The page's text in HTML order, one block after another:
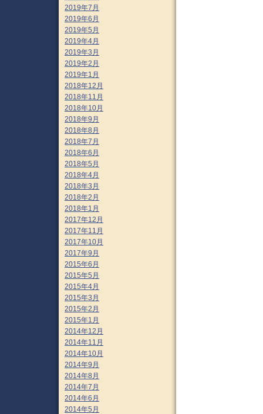
2019年7月
2019年6月
2019年5月
2019年4月
2019年3月
2019年2月
2019年1月
2018年12月
2018年11月
2018年10月
2018年9月
2018年8月
2018年7月
2018年6月
2018年5月
2018年4月
2018年3月
2018年2月
2018年1月
2017年12月
2017年11月
2017年10月
2017年9月
2015年6月
2015年5月
2015年4月
2015年3月
2015年2月
2015年1月
2014年12月
2014年11月
2014年10月
2014年9月
2014年8月
2014年7月
2014年6月
2014年5月